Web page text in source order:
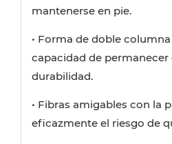
mantenerse en pie.
• Forma de doble
capacidad de permanecer
durabilidad.
• Fibras amigables con la
eficazmente el riesgo de